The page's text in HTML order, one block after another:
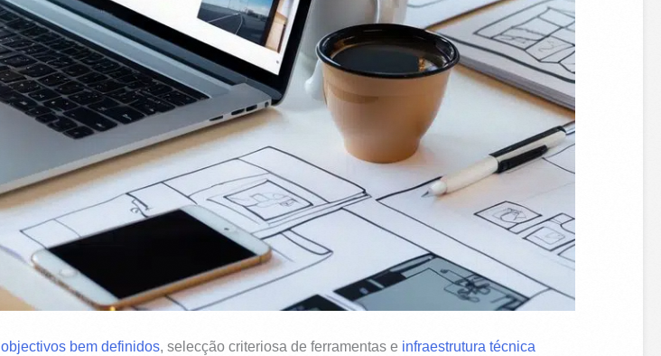
objectivos bem definidos, selecção criteriosa de ferramentas e infraestrutura técnica